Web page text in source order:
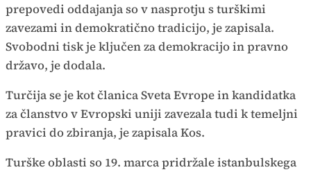
prepovedi oddajanja so v nasprotju s turškimi
zavezami in demokratično tradicijo, je zapisala.
Svobodni tisk je ključen za demokracijo in pravno
državo, je dodala.
Turčija se je kot članica Sveta Evrope in kandidatka
za članstvo v Evropski uniji zavezala tudi k temeljni
pravici do zbiranja, je zapisala Kos.
Turške oblasti so 19. marca pridržale istanbulskega